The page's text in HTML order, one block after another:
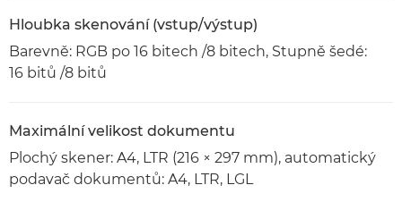
Hloubka skenování (vstup/výstup)
Barevně: RGB po 16 bitech /8 bitech, Stupně šedé:
16 bitů /8 bitů
Maximální velikost dokumentu
Plochý skener: A4, LTR (216 × 297 mm), automatický
podavač dokumentů: A4, LTR, LGL